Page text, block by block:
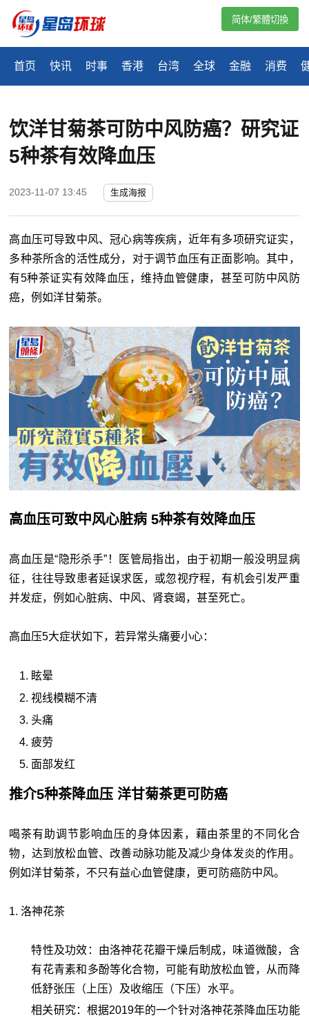
首页 快讯 时事 香港 台湾 全球 金融 消费
简体/繁體切換
饮洋甘菊茶可防中风防癌？研究证
5种茶有效降血压
2023-11-07 13:45 生成海报
高血压可导致中风、冠心病等疾病，近年有多项研究证实，
多种茶所含的活性成分，对于调节血压有正面影响。其中，
有5种茶证实有效降血压，维持血管健康，甚至可防中风防
癌，例如洋甘菊茶。
高血压可致中风心脏病 5种茶有效降血压
高血压是“隐形杀手”！医管局指出，由于初期一般没明显病
征，往往导致患者延误求医，或忽视疗程，有机会引发严重
并发症，例如心脏病、中风、肾衰竭，甚至死亡。
高血压5大症状如下，若异常头痛要小心：
眩晕
视线模糊不清
头痛
疲劳
面部发红
推介5种茶降血压 洋甘菊茶更可防癌
喝茶有助调节影响血压的身体因素，藉由茶里的不同化合
物，达到放松血管、改善动脉功能及减少身体发炎的作用。
例如洋甘菊茶，不只有益心血管健康，更可防癌防中风。
1. 洛神花茶
特性及功效：由洛神花花瓣干燥后制成，味道微酸，含
有花青素和多酚等化合物，可能有助放松血管，从而降
低舒张压（上压）及收缩压（下压）水平。
相关研究：根据2019年的一个针对洛神花茶降血压功能